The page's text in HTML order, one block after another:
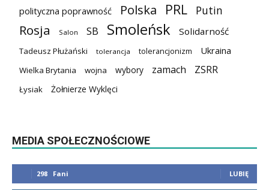
polityczna poprawność Polska PRL Putin
Rosja Salon SB Smoleńsk Solidarność
Tadeusz Płużański tolerancja tolerancjonizm Ukraina
Wielka Brytania wojna wybory zamach ZSRR
Łysiak Żołnierze Wyklęci
MEDIA SPOŁECZNOŚCIOWE
298 Fani LUBIĘ